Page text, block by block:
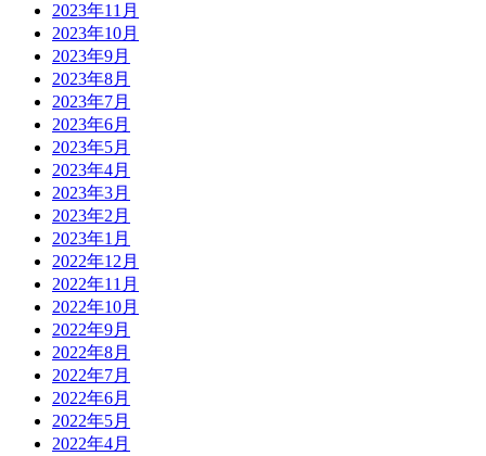
2023年11月
2023年10月
2023年9月
2023年8月
2023年7月
2023年6月
2023年5月
2023年4月
2023年3月
2023年2月
2023年1月
2022年12月
2022年11月
2022年10月
2022年9月
2022年8月
2022年7月
2022年6月
2022年5月
2022年4月